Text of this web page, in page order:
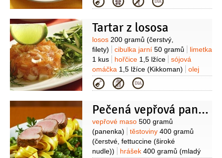
plátky)
olej olivový
majoránka))
pepř(mletý)
Tartar z lososa
Suroviny
losos 200 gramů (čerstvý,
filety)
cibulka jarní 50 gramů
limetka
1 kus
hořčice 1,5 lžíce
sójová
omáčka 1,5 lžíce (Kikkoman)
olej
olivový3 lžíce (extra
panenský)
koření chilli(mleté)
pepř
Kategorie
Pečená vepřová panenka na pepři
Suroviny
vepřové maso 500 gramů
(panenka)
těstoviny 400 gramů
(čerstvé, fettuccine (široké
nudle))
hrášek 400 gramů (mladý